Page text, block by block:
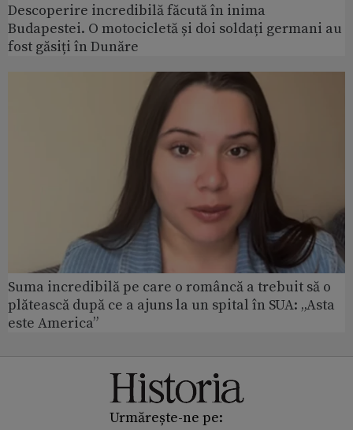
Descoperire incredibilă făcută în inima
Budapestei. O motocicletă și doi soldați germani au
fost găsiți în Dunăre
Suma incredibilă pe care o româncă a trebuit să o
plătească după ce a ajuns la un spital în SUA: „Asta
este America”
Urmărește-ne pe: